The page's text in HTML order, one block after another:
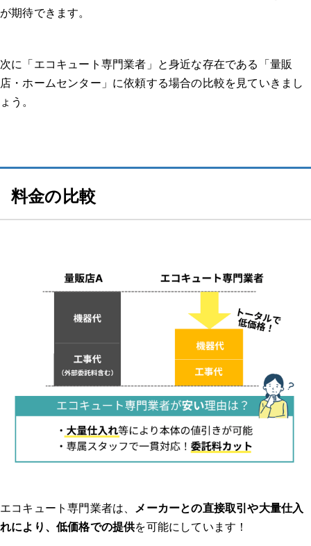
たのか、どのくらいで来たのか等）
えましたか？
どのようなトラブルでしたか？修理/交換するに至った経緯、原
因を教えてください。
業者はどのように選びましたか？複数見積もりを取ったのか、決
め手や重要視した点があれば教えてください。
連絡してからの流れを教えてください。（どのような調査があっ
実際にどのような作業を行いましたか？価格はどのくらいでした
その他のエコキュート体験談はこちらから！
が期待できます。
次に「エコキュート専門業者」と身近な存在である「量販
店・ホームセンター」に依頼する場合の比較を見ていきまし
ょう。
料金の比較
エコキュート専門業者は、
メーカーとの直接取引や大量仕入
れにより、低価格での提供を可能にしています！